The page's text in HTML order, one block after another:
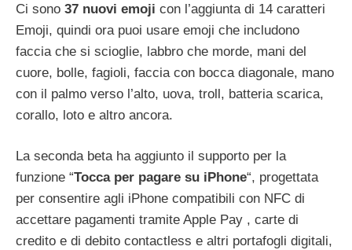
Ci sono 37 nuovi emoji con l’aggiunta di 14 caratteri
Emoji, quindi ora puoi usare emoji che includono
faccia che si scioglie, labbro che morde, mani del
cuore, bolle, fagioli, faccia con bocca diagonale, mano
con il palmo verso l’alto, uova, troll, batteria scarica,
corallo, loto e altro ancora.
La seconda beta ha aggiunto il supporto per la
funzione “Tocca per pagare su ‌iPhone‌“, progettata
per consentire agli iPhone compatibili con NFC di
accettare pagamenti tramite Apple Pay , carte di
credito e di debito contactless e altri portafogli digitali,